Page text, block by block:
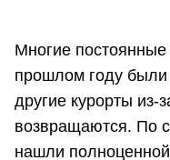
Многие
прошлом году
другие курорты из-
возвращаются. По
нашли